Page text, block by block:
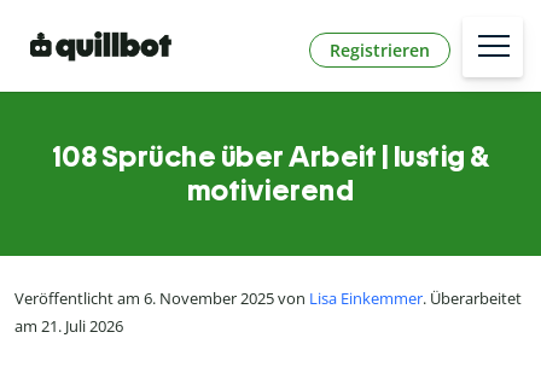
Registrieren
108 Sprüche über Arbeit | lustig &
motivierend
Veröffentlicht am 6. November 2025 von Lisa Einkemmer. Überarbeitet
am 21. Juli 2026